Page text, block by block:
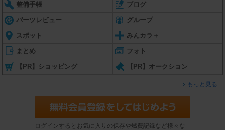
整備手帳 ブログ
パーツレビュー グループ
スポット みんカラ＋
まとめ フォト
【PR】ショッピング 【PR】オークション
もっと見る
ログインするとお気に入りの保存や燃費記録など様々な